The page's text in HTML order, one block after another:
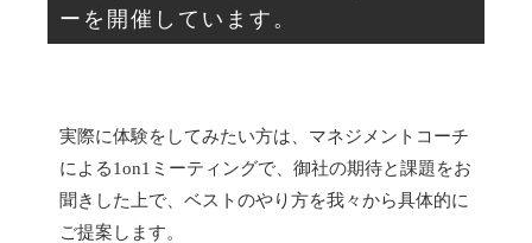
ーを開催しています。
実際に体験をしてみたい方は、マネジメントコーチ
による1on1ミーティングで、御社の期待と課題をお
聞きした上で、ベストのやり方を我々から具体的に
ご提案します。